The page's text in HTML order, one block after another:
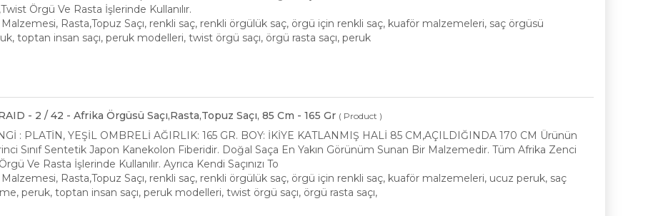
Örgü Ve Rasta İşlerinde Kullanılır.
Rasta,Topuz Saçı, renkli saç, renkli örgülük saç, örgü için renkli saç, kuaför malzemeleri, saç örgüsü
toptan insan saçı, peruk modelleri, twist örgü saçı, örgü rasta saçı, peruk
- 2 / 42 - Afrika Örgüsü Saçı,Rasta,Topuz Saçı, 85 Cm - 165 Gr ( Product )
: PLATİN, YEŞİL OMBRELİ AĞIRLIK: 165 GR. BOY: İKİYE KATLANMIŞ HALİ 85 CM,AÇILDIĞINDA 170 CM Ürünün
Sınıf Sentetik Japon Kanekolon Fiberidir. Doğal Saça En Yakın Görünüm Sunan Bir Malzemedir. Tüm Afrika Zenci
Ve Rasta İşlerinde Kullanılır. Ayrıca Kendi Saçınızı To
Rasta,Topuz Saçı, renkli saç, renkli örgülük saç, örgü için renkli saç, kuaför malzemeleri, ucuz peruk, saç
peruk, toptan insan saçı, peruk modelleri, twist örgü saçı, örgü rasta saçı,